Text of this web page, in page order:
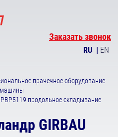
Заказать звонок
RU | EN
прачечное оборудование
продольное складывание
GIRBAU